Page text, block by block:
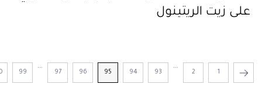
على زيت الريتينول
1
2
...
93
94
95
96
97
...
99